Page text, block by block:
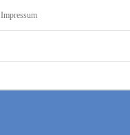
Impressum